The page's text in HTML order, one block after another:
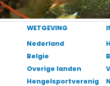
WETGEVING
Nederland
Belgie
Overige landen